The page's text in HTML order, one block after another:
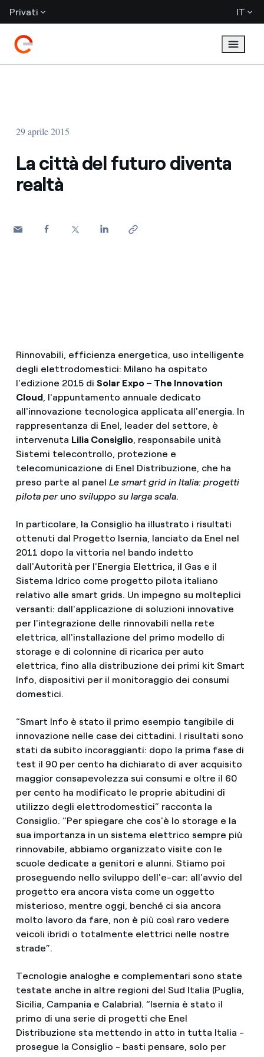
Privati IT
29 aprile 2015
La città del futuro diventa
realtà
Rinnovabili, efficienza energetica, uso intelligente
degli elettrodomestici: Milano ha ospitato
l'edizione 2015 di Solar Expo – The Innovation
Cloud, l'appuntamento annuale dedicato
all'innovazione tecnologica applicata all'energia. In
rappresentanza di Enel, leader del settore, è
intervenuta Lilia Consiglio, responsabile unità
Sistemi telecontrollo, protezione e
telecomunicazione di Enel Distribuzione, che ha
preso parte al panel Le smart grid in Italia: progetti
pilota per uno sviluppo su larga scala.
In particolare, la Consiglio ha illustrato i risultati
ottenuti dal Progetto Isernia, lanciato da Enel nel
2011 dopo la vittoria nel bando indetto
dall'Autorità per l'Energia Elettrica, il Gas e il
Sistema Idrico come progetto pilota italiano
relativo alle smart grids. Un impegno su molteplici
versanti: dall'applicazione di soluzioni innovative
per l'integrazione delle rinnovabili nella rete
elettrica, all'installazione del primo modello di
storage e di colonnine di ricarica per auto
elettrica, fino alla distribuzione dei primi kit Smart
Info, dispositivi per il monitoraggio dei consumi
domestici.
“Smart Info è stato il primo esempio tangibile di
innovazione nelle case dei cittadini. I risultati sono
stati da subito incoraggianti: dopo la prima fase di
test il 90 per cento ha dichiarato di aver acquisito
maggior consapevolezza sui consumi e oltre il 60
per cento ha modificato le proprie abitudini di
utilizzo degli elettrodomestici” racconta la
Consiglio. “Per spiegare che cos'è lo storage e la
sua importanza in un sistema elettrico sempre più
rinnovabile, abbiamo organizzato visite con le
scuole dedicate a genitori e alunni. Stiamo poi
proseguendo nello sviluppo dell'e-car: all'avvio del
progetto era ancora vista come un oggetto
misterioso, mentre oggi, benché ci sia ancora
molto lavoro da fare, non è più così raro vedere
veicoli ibridi o totalmente elettrici nelle nostre
strade”.
Tecnologie analoghe e complementari sono state
testate anche in altre regioni del Sud Italia (Puglia,
Sicilia, Campania e Calabria). “Isernia è stato il
primo di una serie di progetti che Enel
Distribuzione sta mettendo in atto in tutta Italia -
prosegue la Consiglio - basti pensare, solo per